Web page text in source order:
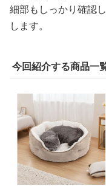
細部もしっかり確認
します。
今回紹介する商品一